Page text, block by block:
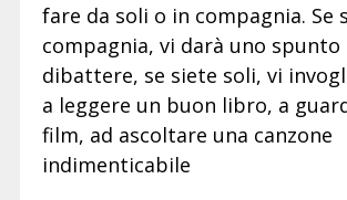
fare da soli o in compagnia. Se
compagnia, vi darà uno spunto
dibattere, se siete soli, vi
a leggere un buon libro, a
film, ad ascoltare una canzone
indimenticabile